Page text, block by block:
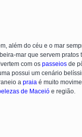
além do céu e o mar
mar que servem pratos
com os passeios de
possui um cenário
a praia é muito
de Maceió e região.